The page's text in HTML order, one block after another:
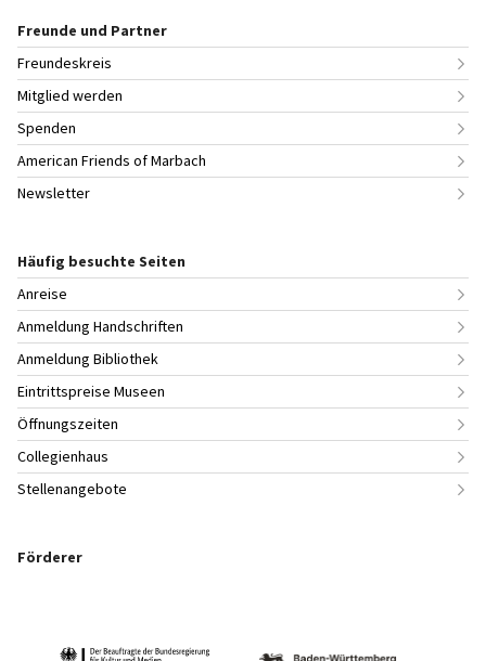
Freunde und Partner
Freundeskreis
Mitglied werden
Spenden
American Friends of Marbach
Newsletter
Häufig besuchte Seiten
Anreise
Anmeldung Handschriften
Anmeldung Bibliothek
Eintrittspreise Museen
Öffnungszeiten
Collegienhaus
Stellenangebote
Förderer